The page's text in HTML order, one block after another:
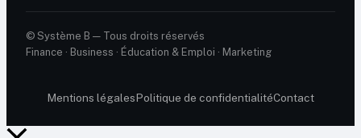
© Système B — Tous droits réservés
Finance · Business · Éducation & Emploi · Marketing
Mentions légalesPolitique de confidentialitéContact